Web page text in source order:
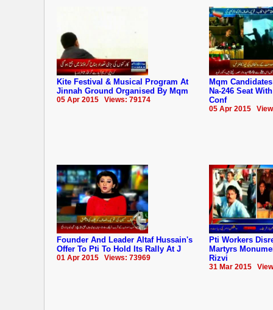
Kite Festival & Musical Program At
Jinnah Ground Organised By Mqm
05 Apr 2015 Views: 79174
Mqm
Na-246 Seat
Conf
05 Apr 2015
Founder And Leader Altaf Hussain's
Offer To Pti To Hold Its Rally At J
01 Apr 2015 Views: 73969
Pti Workers
Martyrs
Rizvi
31 Mar 2015